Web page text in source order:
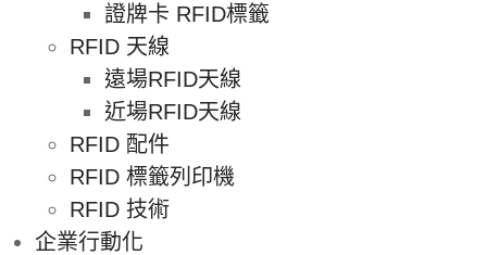
證牌卡 RFID標籤
RFID 天線
遠場RFID天線
近場RFID天線
RFID 配件
RFID 標籤列印機
RFID 技術
企業行動化